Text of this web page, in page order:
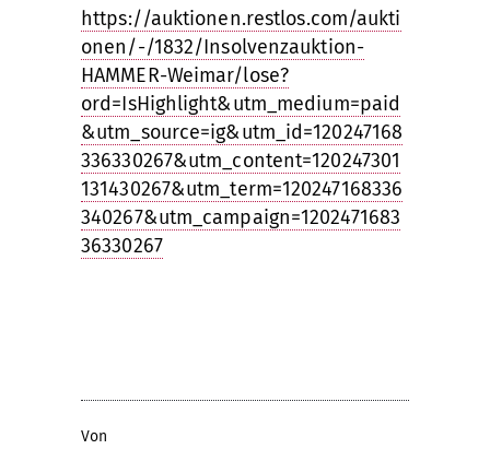
https://auktionen.restlos.com/aukti
onen/-/1832/Insolvenzauktion-
HAMMER-Weimar/lose?
ord=IsHighlight&utm_medium=paid
&utm_source=ig&utm_id=120247168
336330267&utm_content=120247301
131430267&utm_term=120247168336
340267&utm_campaign=1202471683
36330267
Von